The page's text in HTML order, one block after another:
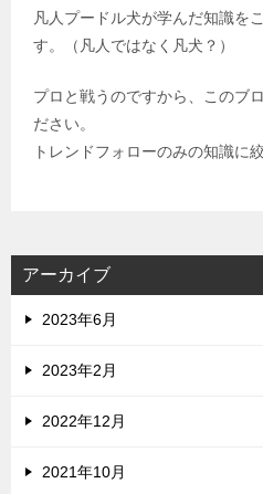
凡人プードル犬が学んだ知識を
す。（凡人ではなく凡犬？）
プロと戦うのですから、このブ
ださい。
トレンドフォローのみの知識に
アーカイブ
2023年6月
2023年2月
2022年12月
2021年10月